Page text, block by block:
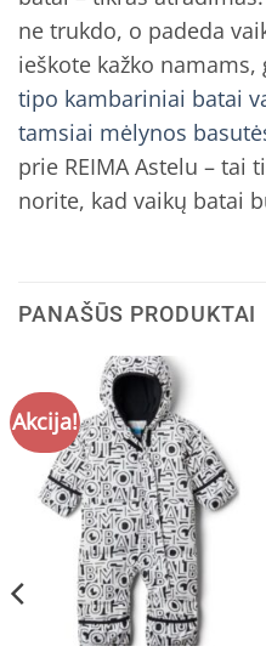
ne trukdo, o padeda
ieškote kažko
tipo kambariniai batai
tamsiai mėlynos
prie REIMA Astelu – tai
norite, kad vaikų batai
PANAŠŪS PRODUKTAI
Akcija!